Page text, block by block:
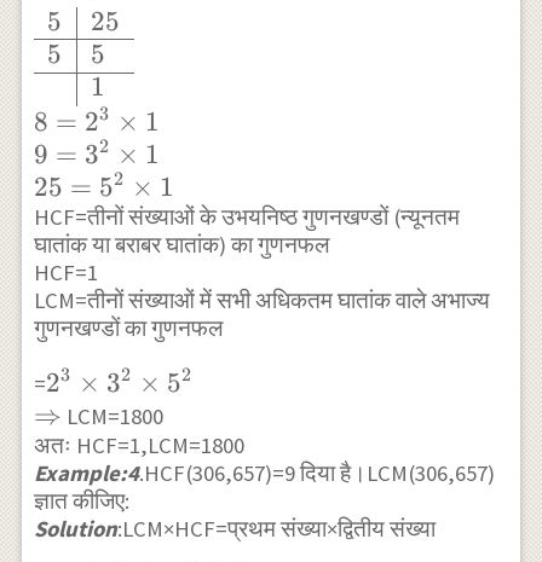
{l|l} 3 & 9 \\
\hline 3 & 3
\\ \hline & 1
\end{array}
\\ 9=3^{2}
\times 1 \\
\begin{array}
{l|l} 5 & 25 \\
\hline 5 & 5
\\ \hline & 1
\end{array}
\\ 8=2^{3}
\times 1 \\
9=3^{2}
\times 1 \\
25=5^{2}
\times 1
5
5
25
5
1
8 = 23 × 1
9 = 32 × 1
25 = 52 × 1
HCF=तीनों संख्याओं के उभयनिष्ठ गुणनखण्डों (न्यूनतम
घातांक या बराबर घातांक) का गुणनफल
HCF=1
LCM=तीनों संख्याओं में सभी अधिकतम घातांक वाले अभाज्य
गुणनखण्डों का गुणनफल
=2^{3}
\times
3^{2}
\times
5^{2}
23 × 32 × 52
\Rightarrow
⇒ LCM=1800
अतः HCF=1,LCM=1800
Example:4.HCF(306,657)=9 दिया है।LCM(306,657)
ज्ञात कीजिए:
Solution:LCM×HCF=प्रथम संख्या×द्वितीय संख्या